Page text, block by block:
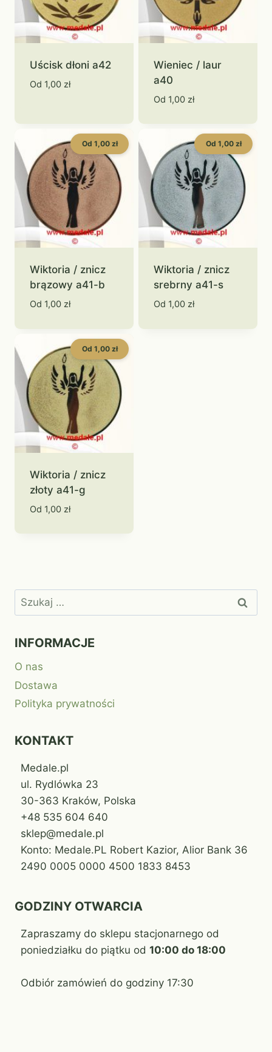
Uścisk dłoni a42
Od 1,00 zł
Wieniec / laur
a40
Od 1,00 zł
Od 1,00 zł
Wiktoria / znicz
brązowy a41-b
Od 1,00 zł
Od 1,00 zł
Wiktoria / znicz
srebrny a41-s
Od 1,00 zł
Od 1,00 zł
Wiktoria / znicz
złoty a41-g
Od 1,00 zł
Szukaj:
INFORMACJE
O nas
Dostawa
Polityka prywatności
KONTAKT
Medale.pl
ul. Rydlówka 23
30-363 Kraków, Polska
+48 535 604 640
sklep@medale.pl
Konto: Medale.PL Robert Kazior, Alior Bank 36
2490 0005 0000 4500 1833 8453
GODZINY OTWARCIA
Zapraszamy do sklepu stacjonarnego od
poniedziałku do piątku od 10:00 do 18:00
Odbiór zamówień do godziny 17:30